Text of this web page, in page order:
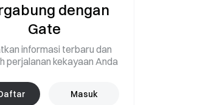
dengan
Gate
informasi terbaru dan
perjalanan kekayaan Anda
Masuk